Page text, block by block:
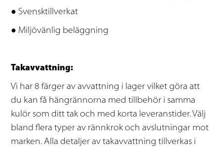
● Svensktillverkat
● Miljövänlig beläggning
Takavvattning:
Vi har 8 färger av avvattning i lager vilket göra att
du kan få hängrännorna med tillbehör i samma
kulör som ditt tak och med korta leveranstider. Välj
bland flera typer av rännkrok och avslutningar mot
marken. Alla detaljer av takavvattning tillverkas i